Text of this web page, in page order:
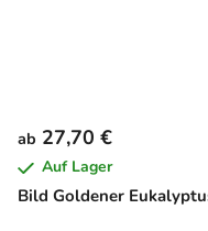
Bild Goldener
ab 27,70 €
Auf Lager